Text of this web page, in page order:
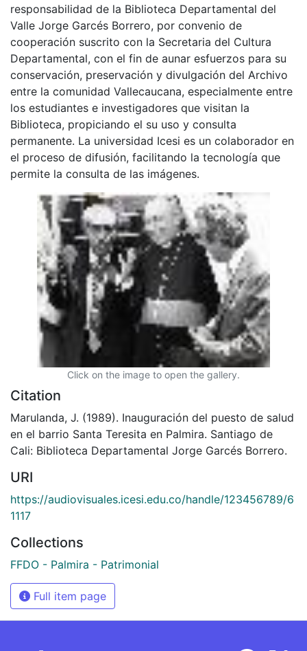
responsabilidad de la Biblioteca Departamental del
Valle Jorge Garcés Borrero, por convenio de
cooperación suscrito con la Secretaria del Cultura
Departamental, con el fin de aunar esfuerzos para su
conservación, preservación y divulgación del Archivo
entre la comunidad Vallecaucana, especialmente entre
los estudiantes e investigadores que visitan la
Biblioteca, propiciando el su uso y consulta
permanente. La universidad Icesi es un colaborador en
el proceso de difusión, facilitando la tecnología que
permite la consulta de las imágenes.
Click on the image to open the gallery.
Citation
Marulanda, J. (1989). Inauguración del puesto de salud
en el barrio Santa Teresita en Palmira. Santiago de
Cali: Biblioteca Departamental Jorge Garcés Borrero.
URI
https://audiovisuales.icesi.edu.co/handle/123456789/6
1117
Collections
FFDO - Palmira - Patrimonial
Full item page